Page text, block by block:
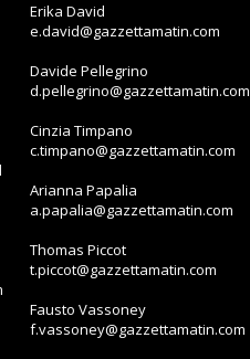
Erika David
e.david@gazzettamatin.com
Davide Pellegrino
d.pellegrino@gazzettamatin.com
Cinzia Timpano
c.timpano@gazzettamatin.com
Arianna Papalia
a.papalia@gazzettamatin.com
Thomas Piccot
t.piccot@gazzettamatin.com
Fausto Vassoney
f.vassoney@gazzettamatin.com